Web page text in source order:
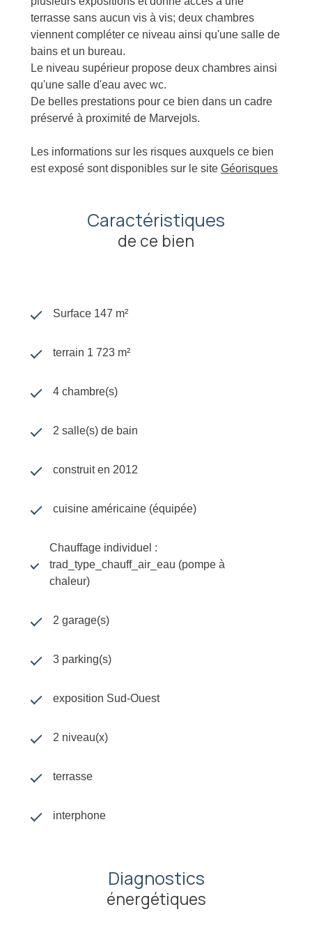
terrasse sans aucun vis à vis; deux chambres
viennent compléter ce niveau ainsi qu'une salle de
bains et un bureau.
Le niveau supérieur propose deux chambres ainsi
qu'une salle d'eau avec wc.
De belles prestations pour ce bien dans un cadre
préservé à proximité de Marvejols.
Les informations sur les risques auxquels ce bien
est exposé sont disponibles sur le site Géorisques
Caractéristiques
de ce bien
Surface 147 m²
terrain 1 723 m²
4 chambre(s)
2 salle(s) de bain
construit en 2012
cuisine américaine (équipée)
Chauffage individuel :
trad_type_chauff_air_eau (pompe à
chaleur)
2 garage(s)
3 parking(s)
exposition Sud-Ouest
2 niveau(x)
terrasse
interphone
Diagnostics
énergétiques